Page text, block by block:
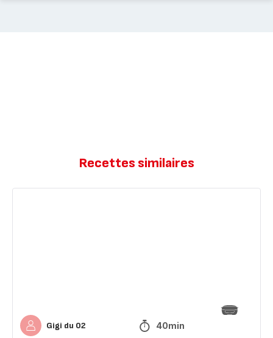
Recettes similaires
Gigi du 02 40min